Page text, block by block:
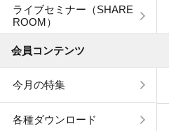
ライブセミナー（SHARE
ROOM）
会員コンテンツ
今月の特集
各種ダウンロード